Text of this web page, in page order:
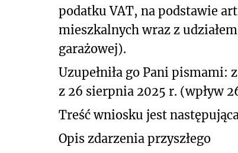
podatku VAT, na podstawie
mieszkalnych wraz z
garażowej).
Uzupełniła go Pani pismami:
z 26 sierpnia 2025 r. (wpływ
Treść wniosku jest
Opis zdarzenia przyszłego